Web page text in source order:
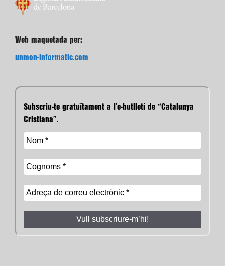
Web maquetada per:
unmon-informatic.com
Subscriu-te gratuïtament a l’e-butlletí de “Catalunya
Cristiana”.